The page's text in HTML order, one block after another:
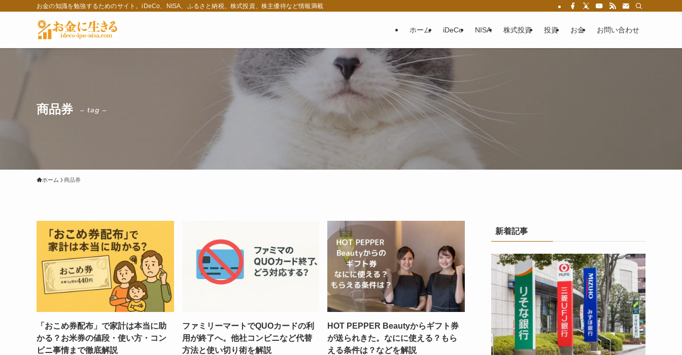
お金の知識を勉強するためのサイト。iDeCo、NISA、ふるさと納税、株式投資、株主優待など情報満載
ホーム iDeCo NISA 株式投資 投資 お金 お問い合わせ
商品券 – tag –
ホーム 商品券
「おこめ券配布」で家計は本当に助
かる？お米券の値段・使い方・コン
ビニ事情まで徹底解説
ファミリーマートでQUOカードの利
用が終了へ。他社コンビニなど代替
方法と使い切り術を解説
HOT PEPPER Beautyからギフト券
が送られきた。なにに使える？もら
える条件は？などを解説
新着記事